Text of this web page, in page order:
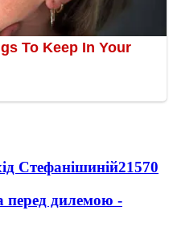
Стефанішиній21570
перед дилемою -